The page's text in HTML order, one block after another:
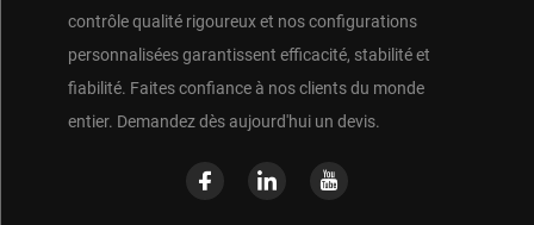
contrôle qualité rigoureux et nos configurations
personnalisées garantissent efficacité, stabilité et
fiabilité. Faites confiance à nos clients du monde
entier. Demandez dès aujourd'hui un devis.